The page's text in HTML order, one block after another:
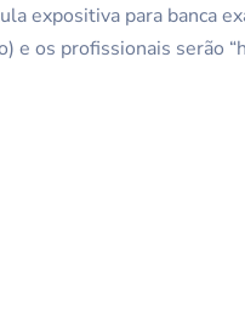
expositiva para banca
e os profissionais serão